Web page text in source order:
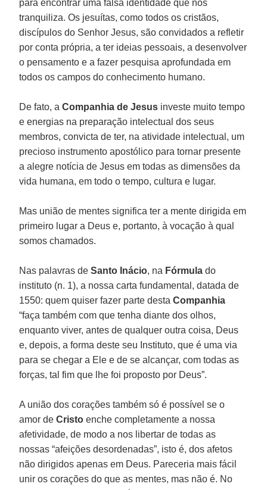
para encontrar uma falsa identidade que nos
tranquiliza. Os jesuítas, como todos os cristãos,
discípulos do Senhor Jesus, são convidados a refletir
por conta própria, a ter ideias pessoais, a desenvolver
o pensamento e a fazer pesquisa aprofundada em
todos os campos do conhecimento humano.
De fato, aCompanhia de Jesus investe muito tempo
e energias na preparação intelectual dos seus
membros, convicta de ter, na atividade intelectual, um
precioso instrumento apostólico para tornar presente
a alegre notícia de Jesus em todas as dimensões da
vida humana, em todo o tempo, cultura e lugar.
Mas união de mentes significa ter a mente dirigida em
primeiro lugar a Deus e, portanto, à vocação à qual
somos chamados.
Nas palavras deSanto Inácio, na Fórmula do
instituto (n. 1), a nossa carta fundamental, datada de
1550: quem quiser fazer parte destaCompanhia
“faça também com que tenha diante dos olhos,
enquanto viver, antes de qualquer outra coisa, Deus
e, depois, a forma deste seu Instituto, que é uma via
para se chegar a Ele e de se alcançar, com todas as
forças, tal fim que lhe foi proposto por Deus”.
A união dos corações também só é possível se o
amor deCristo enche completamente a nossa
afetividade, de modo a nos libertar de todas as
nossas “afeições desordenadas”, isto é, dos afetos
não dirigidos apenas em Deus. Pareceria mais fácil
unir os corações do que as mentes, mas não é. No